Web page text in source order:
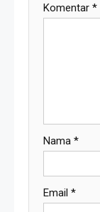
Komentar *
Nama *
Email *